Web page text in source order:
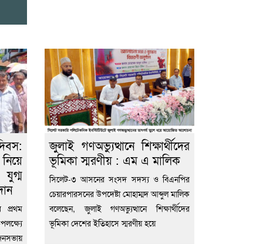
প্রথম
জুলাই গণঅভ্যুত্থানে শিক্ষার্থীদের
ভূমিকা স্মরণীয় : এম এ মালিক
সিলেট-৩ আসনের সংসদ সদস্য ও বিএনপির
চেয়ারপারসনের উপদেষ্টা মোহাম্মদ আব্দুল মালিক
বলেছেন, জুলাই গণঅভ্যুত্থানে শিক্ষার্থীদের
ভূমিকা দেশের ইতিহাসে স্মরণীয় হয়ে